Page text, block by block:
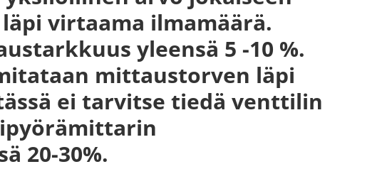
virtaama ilmamäärä.
yleensä 5 -10 %.
mittaustorven läpi
ei tarvitse tiedä venttilin
20-30%.